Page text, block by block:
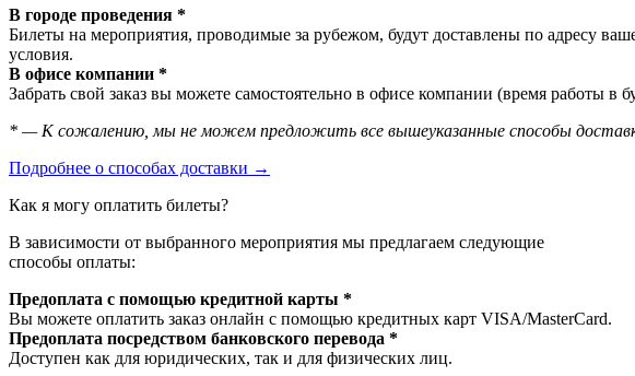
В городе проведения *
Билеты на мероприятия, проводимые за рубежом, будут доставлены по адресу
условия.
В офисе компании *
Забрать свой заказ вы можете самостоятельно в офисе компании (время работы
* — К сожалению, мы не можем предложить все вышеуказанные способы
Подробнее о способах доставки →
Как я могу оплатить билеты?
В зависимости от выбранного мероприятия мы предлагаем следующие
способы оплаты:
Предоплата с помощью кредитной карты *
Вы можете оплатить заказ онлайн с помощью кредитных карт VISA/MasterСard.
Предоплата посредством банковского перевода *
Доступен как для юридических, так и для физических лиц.